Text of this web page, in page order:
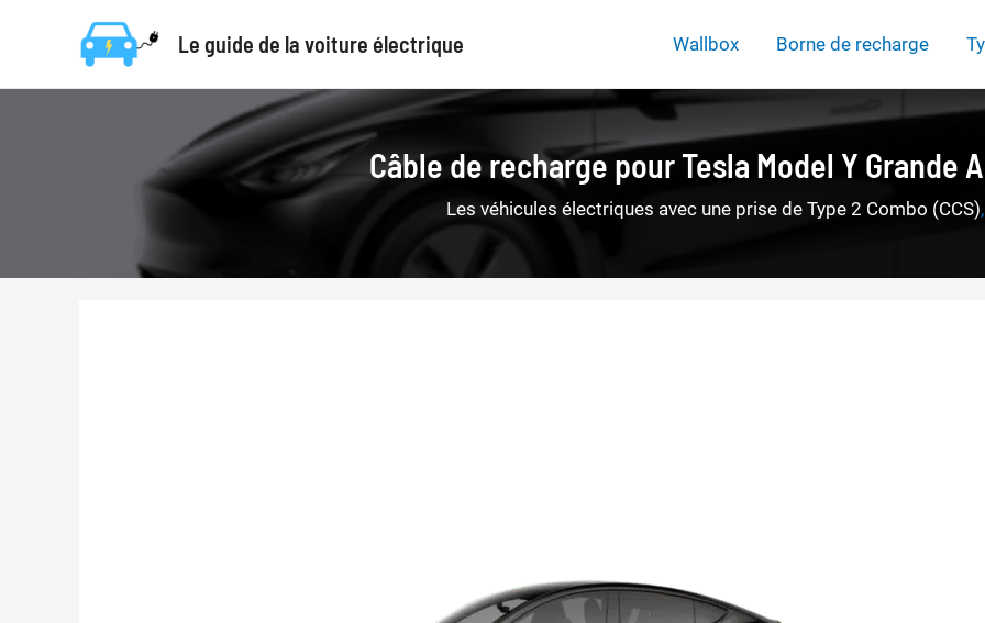
Le guide de la voiture électrique Wallbox Borne de recharge
Câble de recharge pour Tesla Model Y Grande
Les véhicules électriques avec une prise de Type 2 Combo (CCS),